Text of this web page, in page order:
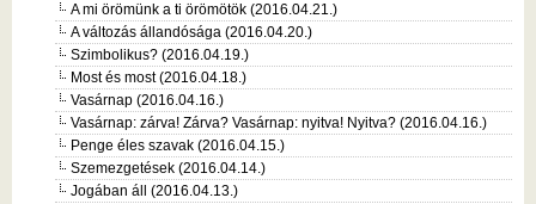
A mi örömünk a ti örömötök (2016.04.21.)
A változás állandósága (2016.04.20.)
Szimbolikus? (2016.04.19.)
Most és most (2016.04.18.)
Vasárnap (2016.04.16.)
Vasárnap: zárva! Zárva? Vasárnap: nyitva! Nyitva? (2016.04.16.)
Penge éles szavak (2016.04.15.)
Szemezgetések (2016.04.14.)
Jogában áll (2016.04.13.)